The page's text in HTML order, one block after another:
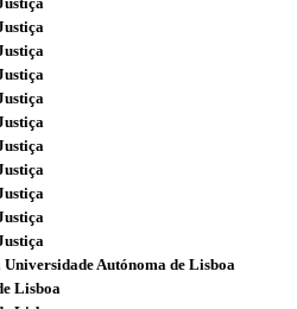
Autónoma de Lisboa
Lisboa